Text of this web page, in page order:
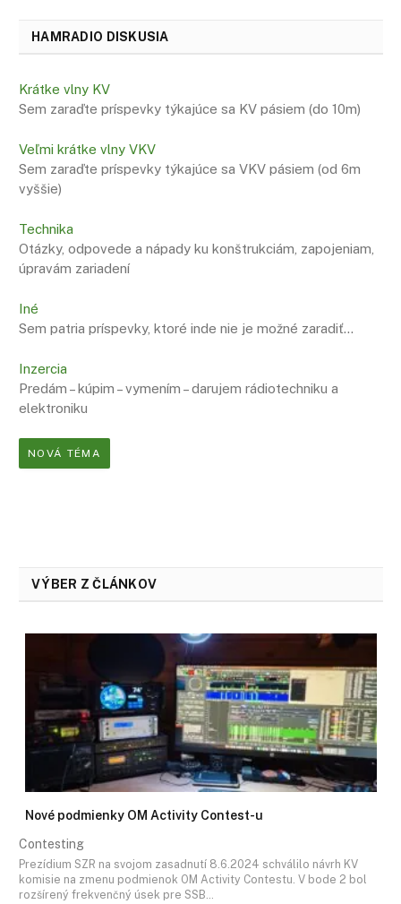
HAMRADIO DISKUSIA
Krátke vlny KV
Sem zaraďte príspevky týkajúce sa KV pásiem (do 10m)
Veľmi krátke vlny VKV
Sem zaraďte príspevky týkajúce sa VKV pásiem (od 6m
vyššie)
Technika
Otázky, odpovede a nápady ku konštrukciám, zapojeniam,
úpravám zariadení
Iné
Sem patria príspevky, ktoré inde nie je možné zaradiť…
Inzercia
Predám – kúpim – vymením – darujem rádiotechniku a
elektroniku
NOVÁ TÉMA
VÝBER Z ČLÁNKOV
Nové podmienky OM Activity Contest-u
Contesting
Prezídium SZR na svojom zasadnutí 8.6.2024 schválilo návrh KV
komisie na zmenu podmienok OM Activity Contestu. V bode 2 bol
rozšírený frekvenčný úsek pre SSB…